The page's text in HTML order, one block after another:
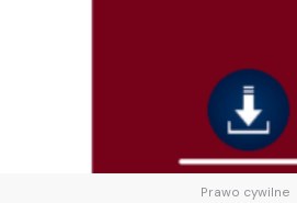
Prawo cywilne